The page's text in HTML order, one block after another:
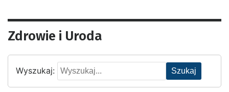
Zdrowie i Uroda
Wyszukaj: Szukaj